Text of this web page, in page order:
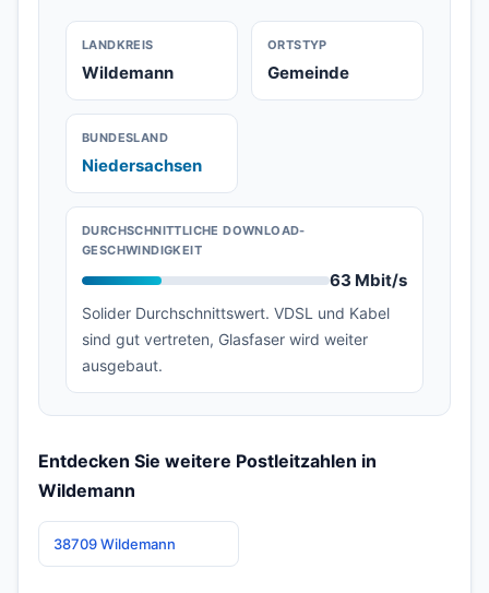
LANDKREIS
Wildemann
ORTSTYP
Gemeinde
BUNDESLAND
Niedersachsen
DURCHSCHNITTLICHE DOWNLOAD-
GESCHWINDIGKEIT
63 Mbit/s
Solider Durchschnittswert. VDSL und Kabel
sind gut vertreten, Glasfaser wird weiter
ausgebaut.
Entdecken Sie weitere Postleitzahlen in
Wildemann
38709 Wildemann